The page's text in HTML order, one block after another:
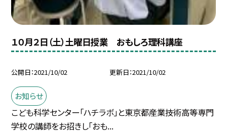
１０月２日（土）土曜日授業 おもしろ理科講座
公開日 2021/10/02 更新日 2021/10/02
お知らせ
こども科学センター「ハチラボ」と東京都産業技術高等専門
学校の講師をお招きし「おも...